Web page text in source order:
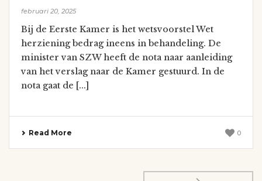
februari 20, 2025
Bij de Eerste Kamer is het wetsvoorstel Wet
herziening bedrag ineens in behandeling. De
minister van SZW heeft de nota naar aanleiding
van het verslag naar de Kamer gestuurd. In de
nota gaat de [...]
Read More 0